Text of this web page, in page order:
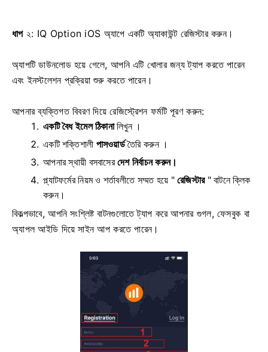
ধাপ২: IQ Option iOS অ্যাপে একটি অ্যাকাউন্ট রেজিস্টার করুন।
অ্যাপটি ডাউনলোড হয়ে গেলে, আপনি এটি খোলার জন্য ট্যাপ করতে পারেন
এবং ইনস্টলেশন প্রক্রিয়া শুরু করতে পারেন।
আপনার ব্যক্তিগত বিবরণ দিয়ে রেজিস্ট্রেশন ফর্মটি পূরণ করুন:
একটি বৈধ ইমেল ঠিকানালিখুন ।
একটি শক্তিশালী পাসওয়ার্ডতৈরি করুন ।
আপনারস্থায়ী বসবাসেরদেশ নির্বাচন করুন।
প্ল্যাটফর্মের নিয়ম ও শর্তাবলীতে সম্মত হয়ে "রেজিস্টার" বাটনে ক্লিক
করুন।
বিকল্পভাবে, আপনি সংশ্লিষ্ট বাটনগুলোতে ট্যাপ করে আপনার গুগল, ফেসবুক বা
অ্যাপল আইডি দিয়ে সাইন আপ করতে পারেন।